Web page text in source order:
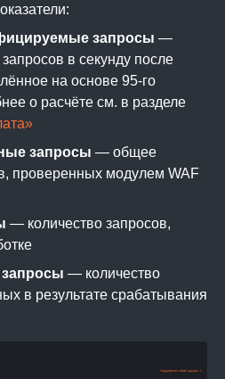
запросы —
в секунду после
на основе 95-го
о расчёте см. в разделе
запросы — общее
проверенных модулем WAF
— количество запросов,
— количество
в результате срабатывания